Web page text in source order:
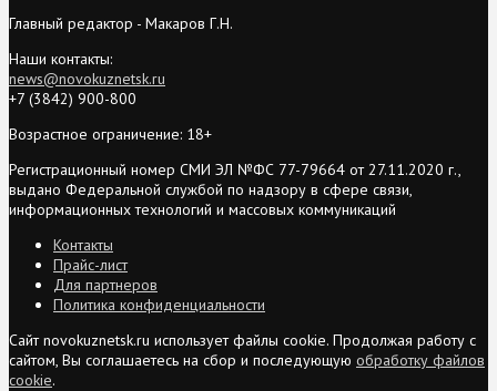
Главный редактор - Макаров Г.Н.
Наши контакты:
news@novokuznetsk.ru
+7 (3842) 900-800
Возрастное ограничение: 18+
Регистрационный номер СМИ ЭЛ №ФС 77-79664 от 27.11.2020 г.,
выдано Федеральной службой по надзору в сфере связи,
информационных технологий и массовых коммуникаций
Контакты
Прайс-лист
Для партнеров
Политика конфиденциальности
Сайт novokuznetsk.ru использует файлы cookie. Продолжая работу с
сайтом, Вы соглашаетесь на сбор и последующую обработку файлов
cookie.